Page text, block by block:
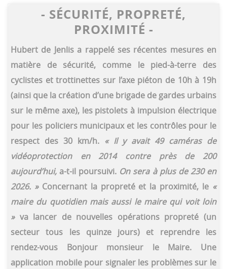
- SÉCURITÉ, PROPRETÉ,
PROXIMITÉ -
Hubert de Jenlis a rappelé ses récentes mesures en
matière de sécurité, comme le pied-à-terre des
cyclistes et trottinettes sur l’axe piéton de 10h à 19h
(ainsi que la création d’une brigade de gardes urbains
sur le même axe), les pistolets à impulsion électrique
pour les policiers municipaux et les contrôles pour le
respect des 30 km/h. « Il y avait 49 caméras de
vidéoprotection en 2014 contre près de 200
aujourd’hui, a-t-il poursuivi. On sera à plus de 230 en
2026. » Concernant la propreté et la proximité, le «
maire du quotidien mais aussi le maire qui voit loin
»va lancer de nouvelles opérations propreté (un
secteur tous les quinze jours) et reprendre les
rendez-vous Bonjour monsieur le Maire. Une
application mobile pour signaler les problèmes sur le